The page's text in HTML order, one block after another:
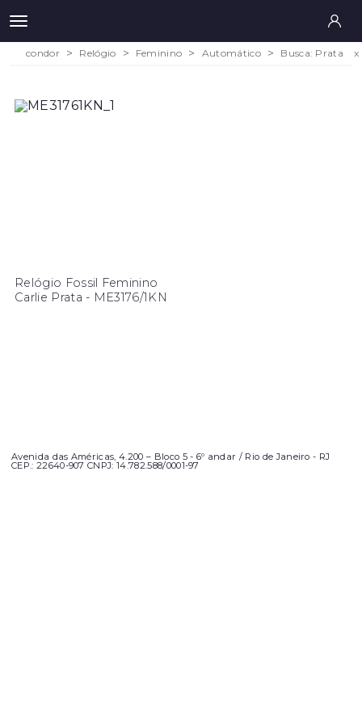
condor Relógio Feminino Automático Busca: Prata x
Relógio Fossil Feminino
Carlie Prata - ME3176/1KN
Avenida das Américas, 4.200 – Bloco 5 - 6º andar / Rio de Janeiro - RJ
CEP.: 22640-907 CNPJ: 14.782.588/0001-97